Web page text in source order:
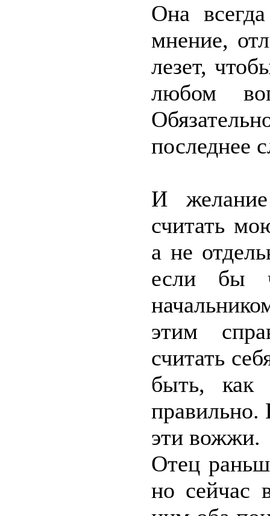
Она
мнение,
лезет,
любом
последнее
И
считать
а не
если бы
этим
считать
быть, как
правильно.
эти вожжи.
Отец
но сейчас